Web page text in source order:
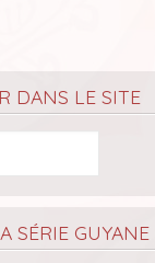
DANS LE SITE
SÉRIE GUYANE